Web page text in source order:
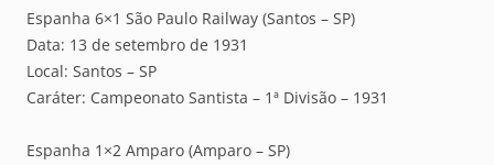
Espanha 6×1 São Paulo Railway (Santos – SP)
Data: 13 de setembro de 1931
Local: Santos – SP
Caráter: Campeonato Santista – 1ª Divisão – 1931
Espanha 1×2 Amparo (Amparo – SP)